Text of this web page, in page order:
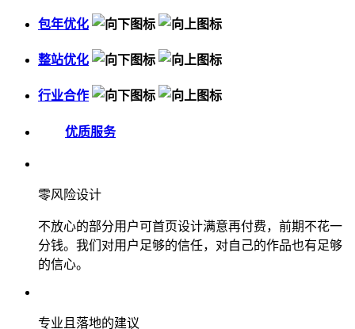
包年优化
整站优化
行业合作
优质服务
零风险设计
不放心的部分用户可首页设计满意再付费，前期不花一
分钱。我们对用户足够的信任，对自己的作品也有足够
的信心。
专业且落地的建议